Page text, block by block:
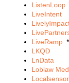
ListenLoop
LiveIntent
LiveRamp *
LKQD
LnData
Loblaw
Localsensor